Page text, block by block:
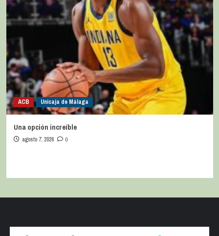
ACB Unicaja de Málaga
Una opción increíble
agosto 7, 2026 0